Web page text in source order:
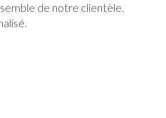
de notre clientèle.